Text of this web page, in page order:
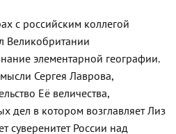
с российским коллегой
Великобритании
элементарной географии.
Сергея Лаврова,
Её величества,
дел в котором возглавляет Лиз
суверенитет России над